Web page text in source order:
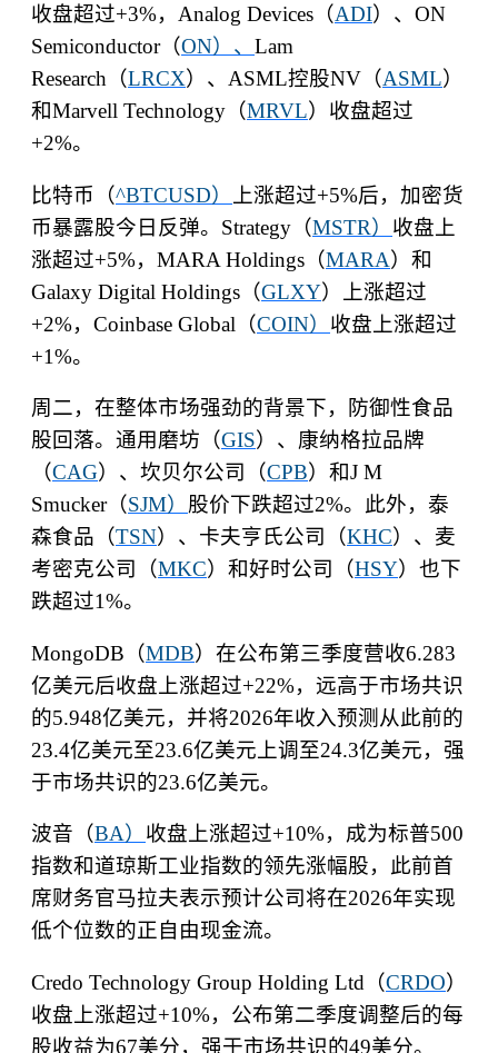
收盘超过+3%， Analog Devices （ADI）、 ON
Semiconductor（ON）、 Lam
Research （LRCX）、 ASML控股NV （ASML）
和Marvell Technology （MRVL）收盘超过
+2%。
比特币（^BTCUSD） 上涨超过+5%后，加密货
币暴露股今日反弹。 Strategy （MSTR） 收盘上
涨超过+5%， MARA Holdings （MARA）和
Galaxy Digital Holdings （GLXY）上涨超过
+2%， Coinbase Global （COIN） 收盘上涨超过
+1%。
周二，在整体市场强劲的背景下，防御性食品
股回落。通用磨坊（GIS）、康纳格拉品牌
（CAG）、坎贝尔公司（CPB）和J M
Smucker（SJM） 股价下跌超过2%。此外，泰
森食品（TSN）、卡夫亨氏公司（KHC）、麦
考密克公司（MKC）和好时公司（HSY）也下
跌超过1%。
MongoDB （MDB）在公布第三季度营收6.283
亿美元后收盘上涨超过+22%，远高于市场共识
的5.948亿美元，并将2026年收入预测从此前的
23.4亿美元至23.6亿美元上调至24.3亿美元，强
于市场共识的23.6亿美元。
波音（BA） 收盘上涨超过+10%，成为标普500
指数和道琼斯工业指数的领先涨幅股，此前首
席财务官马拉夫表示预计公司将在2026年实现
低个位数的正自由现金流。
Credo Technology Group Holding Ltd （CRDO）
收盘上涨超过+10%，公布第二季度调整后的每
股收益为67美分，强于市场共识的49美分。